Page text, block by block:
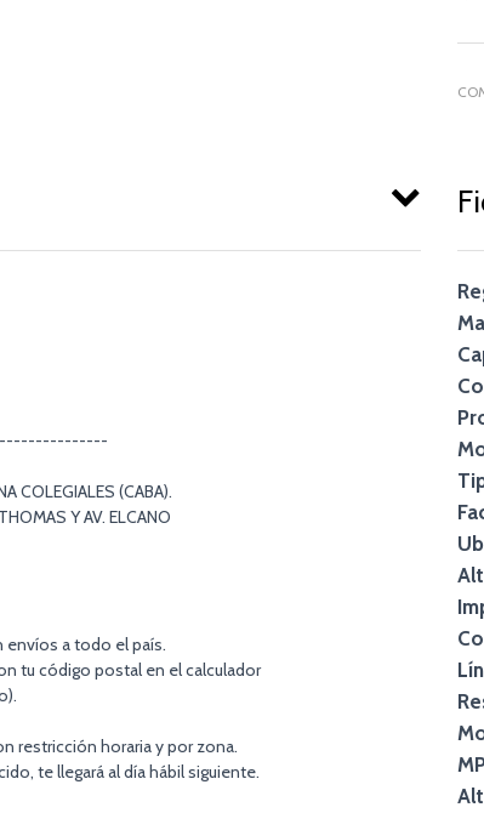
COLEGIALES (CABA).
Y AV. ELCANO
envíos a todo el país.
tu código postal en el calculador
restricción horaria y por zona.
te llegará al día hábil siguiente.